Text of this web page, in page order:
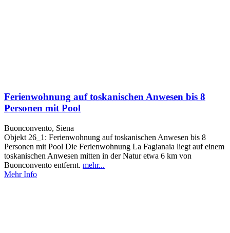
Ferienwohnung auf toskanischen Anwesen bis 8
Personen mit Pool
Buonconvento, Siena
Objekt 26_1: Ferienwohnung auf toskanischen Anwesen bis 8
Personen mit Pool Die Ferienwohnung La Fagianaia liegt auf einem
toskanischen Anwesen mitten in der Natur etwa 6 km von
Buonconvento entfernt. mehr...
Mehr Info